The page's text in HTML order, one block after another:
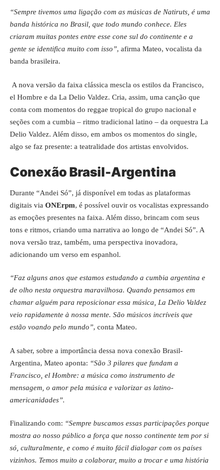
“Sempre tivemos uma ligação com as músicas de Natiruts, é uma
banda histórica no Brasil, que todo mundo conhece. Eles
criaram muitas pontes entre esse cone sul do continente e a
gente se identifica muito com isso”, afirma Mateo, vocalista da
banda brasileira.
A nova versão da faixa clássica mescla os estilos da Francisco,
el Hombre e da La Delio Valdez. Cria, assim, uma canção que
conta com momentos do reggae tropical do grupo nacional e
seções com a cumbia – ritmo tradicional latino – da orquestra La
Delio Valdez. Além disso, em ambos os momentos do single,
algo se faz presente: a teatralidade dos artistas envolvidos.
Conexão Brasil-Argentina
Durante “Andei Só”, já disponível em todas as plataformas
digitais via ONErpm, é possível ouvir os vocalistas expressando
as emoções presentes na faixa. Além disso, brincam com seus
tons e ritmos, criando uma narrativa ao longo de “Andei Só”. A
nova versão traz, também, uma perspectiva inovadora,
adicionando um verso em espanhol.
“Faz alguns anos que estamos estudando a cumbia argentina e
de olho nesta orquestra maravilhosa. Quando pensamos em
chamar alguém para reposicionar essa música, La Delio Valdez
veio rapidamente à nossa mente. São músicos incríveis que
estão voando pelo mundo”, conta Mateo.
A saber, sobre a importância dessa nova conexão Brasil-
Argentina, Mateo aponta: “São 3 pilares que fundam a
Francisco, el Hombre: a música como instrumento de
mensagem, o amor pela música e valorizar as latino-
americanidades”.
Finalizando com: “Sempre buscamos essas participações porque
mostra ao nosso público a força que nosso continente tem por si
só, culturalmente, e como é muito fácil dialogar com os países
vizinhos. Temos muito a colaborar, muito a trocar e uma história